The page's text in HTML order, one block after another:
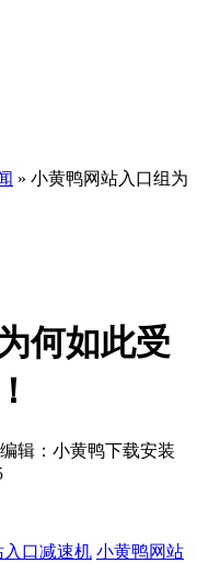
» 小黄鸭网站入口组为
何如此受
辑：小黄鸭下载安装
口减速机 小黄鸭网站